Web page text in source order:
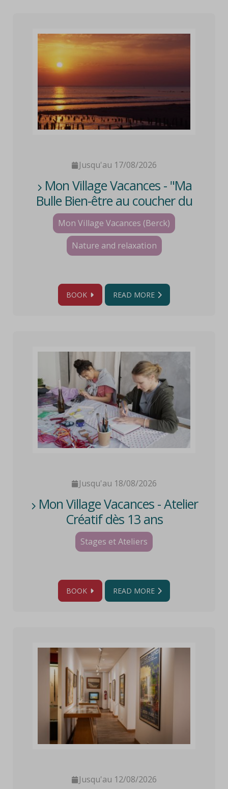
Jusqu'au 17/08/2026
Mon Village Vacances - "Ma
Bulle Bien-être au coucher du
soleil"
Mon Village Vacances (Berck)
Nature and relaxation
BOOK READ MORE
Jusqu'au 18/08/2026
Mon Village Vacances - Atelier
Créatif dès 13 ans
Stages et Ateliers
BOOK READ MORE
Jusqu'au 12/08/2026